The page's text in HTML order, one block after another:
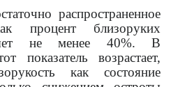
распространенное
процент близоруких
не менее 40%. В
показатель возрастает,
как состояние